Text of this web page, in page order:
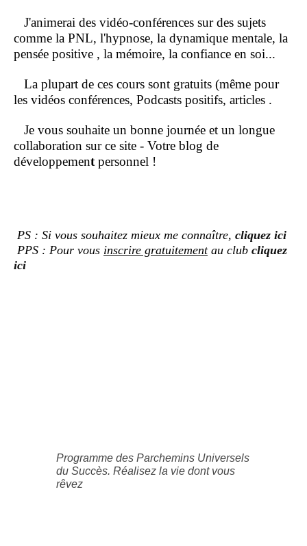
J'animerai des vidéo-conférences sur des sujets
comme la PNL, l'hypnose, la dynamique mentale, la
pensée positive , la mémoire, la confiance en soi...
La plupart de ces cours sont gratuits (même pour
les vidéos conférences, Podcasts positifs, articles .
Je vous souhaite un bonne journée et un longue
collaboration sur ce site - Votre blog de
développement personnel !
PS : Si vous souhaitez mieux me connaître, cliquez ici
PPS : Pour vous inscrire gratuitementau club cliquez
ici
Programme des Parchemins Universels
du Succès. Réalisez la vie dont vous
rêvez